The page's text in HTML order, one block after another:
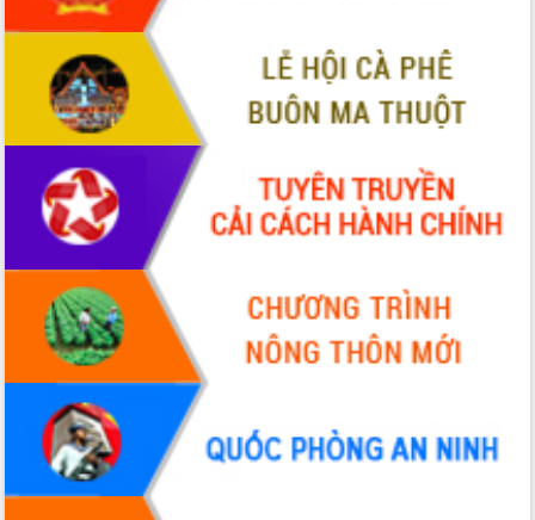
Khơi thông điểm nghẽn, đẩy nhanh
giải ngân vốn khắc phục thiên tai
HĐND tỉnh thông qua điều chỉnh Quy
hoạch tỉnh thời kỳ 2021-2030
Hội thảo góp ý hồ sơ điều chỉnh quy
hoạch tỉnh Đắk Lắk thời kỳ 2021-2030,
tầm nhìn đến năm 2050
Nâng cao hiệu quả hoạt động của các
doanh nghiệp nhà nước
Hội nghị triển khai kết nối mạng
truyền số liệu chuyên dùng phục vụ cơ
quan Đảng, Nhà nước
Lễ phát động chuỗi hoạt động chung
tay làm sạch môi trường
Xã Ea Kar bước chuyển mình trong
công tác cải cách hành chính mô hình
mới
UBND tỉnh họp báo định kỳ tháng 4